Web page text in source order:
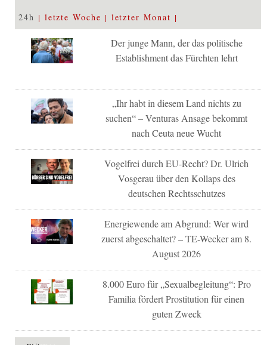
24h letzte Woche letzter Monat
Der junge Mann, der das politische
Establishment das Fürchten lehrt
„Ihr habt in diesem Land nichts zu
suchen“ – Venturas Ansage bekommt
nach Ceuta neue Wucht
Vogelfrei durch EU-Recht? Dr. Ulrich
Vosgerau über den Kollaps des
deutschen Rechtsschutzes
Energiewende am Abgrund: Wer wird
zuerst abgeschaltet? – TE-Wecker am 8.
August 2026
8.000 Euro für „Sexualbegleitung“: Pro
Familia fördert Prostitution für einen
guten Zweck